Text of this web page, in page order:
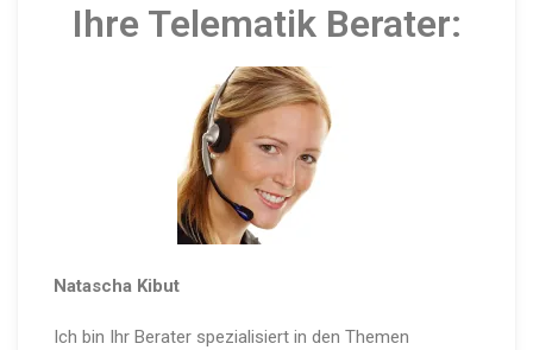
Ihre Telematik Berater:
Natascha Kibut
Ich bin Ihr Berater spezialisiert in den Themen